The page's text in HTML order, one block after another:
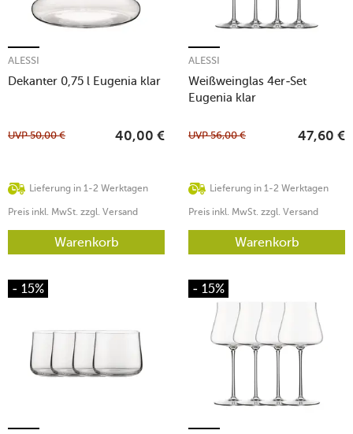
Dekanter 0,75 l Eugenia klar
ALESSI
Lieferung in 1-2 Werktagen
UVP50,00 € 40,00 €
Preis inkl. MwSt. zzgl. Versand
Warenkorb
Weißweinglas 4er-Set
Eugenia klar
ALESSI
Lieferung in 1-2 Werktagen
UVP56,00 € 47,60 €
Preis inkl. MwSt. zzgl. Versand
Warenkorb
- 15% - 15%